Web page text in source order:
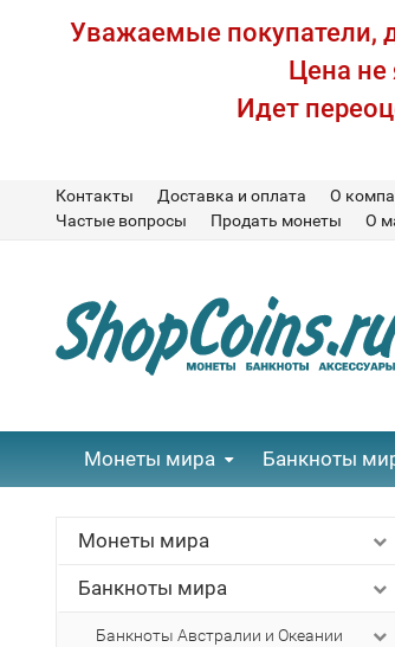
Уважаемые покупатели,
Цена не
Идет
Контакты Доставка и оплата О
Частые вопросы
Продать монеты О
Монеты мира Банкноты
Монеты мира
Банкноты мира
Банкноты Австралии и Океании